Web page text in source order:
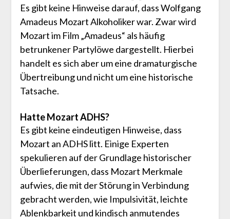
Es gibt keine Hinweise darauf, dass Wolfgang
Amadeus Mozart Alkoholiker war. Zwar wird
Mozart im Film „Amadeus“ als häufig
betrunkener Partylöwe dargestellt. Hierbei
handelt es sich aber um eine dramaturgische
Übertreibung und nicht um eine historische
Tatsache.
Hatte Mozart ADHS?
Es gibt keine eindeutigen Hinweise, dass
Mozart an ADHS litt. Einige Experten
spekulieren auf der Grundlage historischer
Überlieferungen, dass Mozart Merkmale
aufwies, die mit der Störung in Verbindung
gebracht werden, wie Impulsivität, leichte
Ablenkbarkeit und kindisch anmutendes